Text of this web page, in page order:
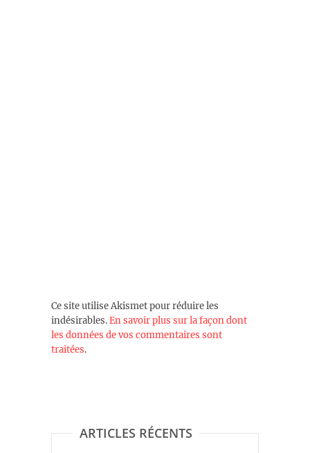
Ce site utilise Akismet pour réduire les
indésirables.En savoir plus sur la façon dont
les données de vos commentaires sont
traitées.
ARTICLES RÉCENTS